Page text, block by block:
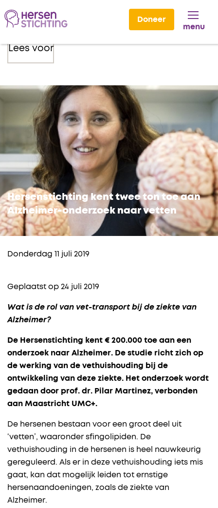
Doneer
menu
Lees voor
Hersenstichting kent twee ton toe aan
Alzheimer-onderzoek naar vetten
Donderdag 11 juli 2019
Geplaatst op 24 juli 2019
Wat is de rol van vet-transport bij de ziekte van
Alzheimer?
De Hersenstichting kent € 200.000 toe aan een
onderzoek naar Alzheimer. De studie richt zich op
de werking van de vethuishouding bij de
ontwikkeling van deze ziekte. Het onderzoek wordt
gedaan door prof. dr. Pilar Martinez, verbonden
aan Maastricht UMC+.
De hersenen bestaan voor een groot deel uit
‘vetten’, waaronder sfingolipiden. De
vethuishouding in de hersenen is heel nauwkeurig
gereguleerd. Als er in deze vethuishouding iets mis
gaat, kan dat mogelijk leiden tot ernstige
hersenaandoeningen, zoals de ziekte van
Alzheimer.